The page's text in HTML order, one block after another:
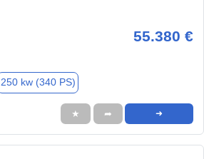
55.380 €
250 kw (340 PS)
★ ➦ ➜